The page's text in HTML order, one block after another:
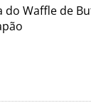
do Waffle de